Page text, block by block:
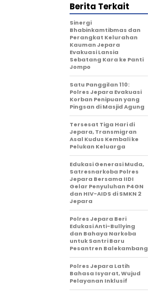
Berita Terkait
Sinergi
Bhabinkamtibmas dan
Perangkat Kelurahan
Kauman Jepara
Evakuasi Lansia
Sebatang Kara ke Panti
Jompo
Satu Panggilan 110:
Polres Jepara Evakuasi
Korban Penipuan yang
Pingsan di Masjid Agung
Tersesat Tiga Hari di
Jepara, Transmigran
Asal Kudus Kembali ke
Pelukan Keluarga
Edukasi Generasi Muda,
Satresnarkoba Polres
Jepara Bersama IIDI
Gelar Penyuluhan P4GN
dan HIV-AIDS di SMKN 2
Jepara
Polres Jepara Beri
Edukasi Anti-Bullying
dan Bahaya Narkoba
untuk Santri Baru
Pesantren Balekambang
Polres Jepara Latih
Bahasa Isyarat, Wujud
Pelayanan Inklusif